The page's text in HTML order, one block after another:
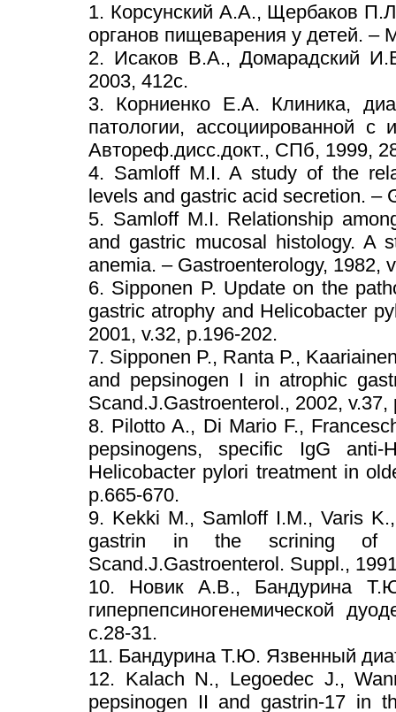
1. Корсунский А.А., Щербаков
органов пищеварения у детей. –
2. Исаков В.А., Домарадский
2003, 412с.
3. Корниенко Е.А. Клиника,
патологии, ассоциированной
Автореф.дисс.докт., СПб, 1999,
4. Samloff M.I. A study of the
levels and gastric acid secretion. –
5. Samloff M.I. Relationship
and gastric mucosal histology. A
anemia. – Gastroenterology, 1982,
6. Sipponen P. Update on the
gastric atrophy and Helicobacter
2001, v.32, p.196-202.
7. Sipponen P., Ranta P.,
and pepsinogen I in atrophic
Scand.J.Gastroenterol., 2002, v.37,
8. Pilotto A., Di Mario F.,
pepsinogens, specific IgG
Helicobacter pylori treatment in
p.665-670.
9. Kekki M., Samloff I.M., Varis
gastrin in the scrining of
Scand.J.Gastroenterol. Suppl.,
10. Новик А.В., Бандурина
гиперпепсиногенемической
c.28-31.
11. Бандурина Т.Ю. Язвенный
12. Kalach N., Legoedec J.,
pepsinogen II and gastrin-17 in